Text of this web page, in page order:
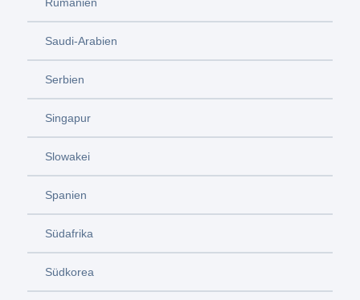
Saudi-Arabien
Serbien
Singapur
Slowakei
Spanien
Südafrika
Südkorea